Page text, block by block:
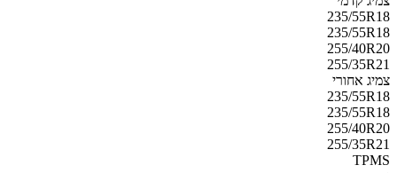
235/55R18
235/55R18
255/40R20
255/35R21
צמיג אחורי
235/55R18
235/55R18
255/40R20
255/35R21
TPMS